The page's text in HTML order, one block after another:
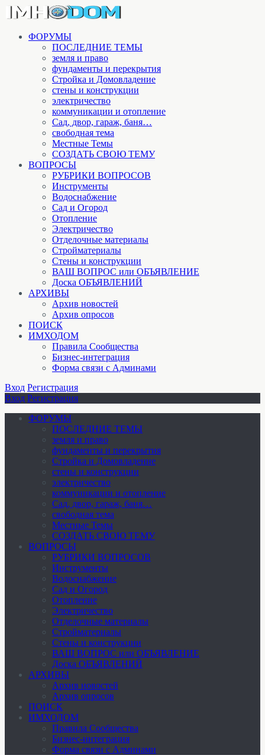
ФОРУМЫ
ПОСЛЕДНИЕ ТЕМЫ
земля и право
фундаменты и перекрытия
Стройка и Домовладение
стены и конструкции
электричество
коммуникации и отопление
Cад, двор, гараж, баня…
свободная тема
Местные Темы
СОЗДАТЬ СВОЮ ТЕМУ
ВОПРОСЫ
РУБРИКИ ВОПРОСОВ
Инструменты
Водоснабжение
Сад и Огород
Отопление
Электричество
Отделочные материалы
Стройматериалы
Стены и конструкции
ВАШ ВОПРОС или ОБЪЯВЛЕНИЕ
Доска ОБЪЯВЛЕНИЙ
АРХИВЫ
Архив новостей
Архив опросов
ПОИСК
ИМХОДОМ
Правила Сообщества
Бизнес-интеграция
Форма связи с Админами
Вход Регистрация
Вход Регистрация
ФОРУМЫ
ПОСЛЕДНИЕ ТЕМЫ
земля и право
фундаменты и перекрытия
Стройка и Домовладение
стены и конструкции
электричество
коммуникации и отопление
Cад, двор, гараж, баня…
свободная тема
Местные Темы
СОЗДАТЬ СВОЮ ТЕМУ
ВОПРОСЫ
РУБРИКИ ВОПРОСОВ
Инструменты
Водоснабжение
Сад и Огород
Отопление
Электричество
Отделочные материалы
Стройматериалы
Стены и конструкции
ВАШ ВОПРОС или ОБЪЯВЛЕНИЕ
Доска ОБЪЯВЛЕНИЙ
АРХИВЫ
Архив новостей
Архив опросов
ПОИСК
ИМХОДОМ
Правила Сообщества
Бизнес-интеграция
Форма связи с Админами